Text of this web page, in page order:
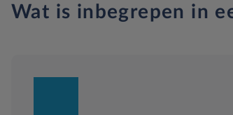
Wat is inbegrepen in